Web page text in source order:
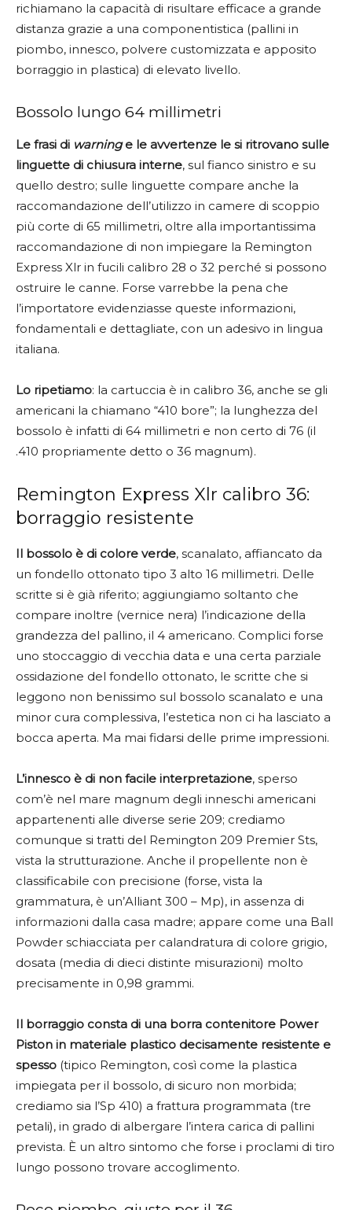
richiamano la capacità di risultare efficace a grande
distanza grazie a una componentistica (pallini in
piombo, innesco, polvere customizzata e apposito
borraggio in plastica) di elevato livello.
Bossolo lungo 64 millimetri
Le frasi di warninge le avvertenze le si ritrovano sulle
linguette di chiusura interne, sul fianco sinistro e su
quello destro; sulle linguette compare anche la
raccomandazione dell’utilizzo in camere di scoppio
più corte di 65 millimetri, oltre alla importantissima
raccomandazione di non impiegare la Remington
Express Xlr in fucili calibro 28 o 32 perché si possono
ostruire le canne. Forse varrebbe la pena che
l’importatore evidenziasse queste informazioni,
fondamentali e dettagliate, con un adesivo in lingua
italiana.
Lo ripetiamo: la cartuccia è in calibro 36, anche se gli
americani la chiamano “410 bore”; la lunghezza del
bossolo è infatti di 64 millimetri e non certo di 76 (il
.410 propriamente detto o 36 magnum).
Remington Express Xlr calibro 36:
borraggio resistente
Il bossolo è di colore verde, scanalato, affiancato da
un fondello ottonato tipo 3 alto 16 millimetri. Delle
scritte si è già riferito; aggiungiamo soltanto che
compare inoltre (vernice nera) l’indicazione della
grandezza del pallino, il 4 americano. Complici forse
uno stoccaggio di vecchia data e una certa parziale
ossidazione del fondello ottonato, le scritte che si
leggono non benissimo sul bossolo scanalato e una
minor cura complessiva, l’estetica non ci ha lasciato a
bocca aperta. Ma mai fidarsi delle prime impressioni.
L’innesco è di non facile interpretazione, sperso
com’è nel mare magnum degli inneschi americani
appartenenti alle diverse serie 209; crediamo
comunque si tratti del Remington 209 Premier Sts,
vista la strutturazione. Anche il propellente non è
classificabile con precisione (forse, vista la
grammatura, è un’Alliant 300 – Mp), in assenza di
informazioni dalla casa madre; appare come una Ball
Powder schiacciata per calandratura di colore grigio,
dosata (media di dieci distinte misurazioni) molto
precisamente in 0,98 grammi.
Il borraggio consta di una borra contenitore Power
Piston in materiale plastico decisamente resistente e
spesso (tipico Remington, così come la plastica
impiegata per il bossolo, di sicuro non morbida;
crediamo sia l’Sp 410) a frattura programmata (tre
petali), in grado di albergare l’intera carica di pallini
prevista. È un altro sintomo che forse i proclami di tiro
lungo possono trovare accoglimento.